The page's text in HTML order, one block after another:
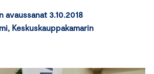
avaussanat 3.10.2018
Keskuskauppakamarin